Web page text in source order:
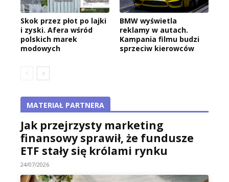
Skok przez płot po lajki
i zyski. Afera wśród
polskich marek
modowych
BMW wyświetla
reklamy w autach.
Kampania filmu budzi
sprzeciw kierowców
MATERIAŁ PARTNERA
Jak przejrzysty marketing
finansowy sprawił, że fundusze
ETF stały się królami rynku
24/07/2026